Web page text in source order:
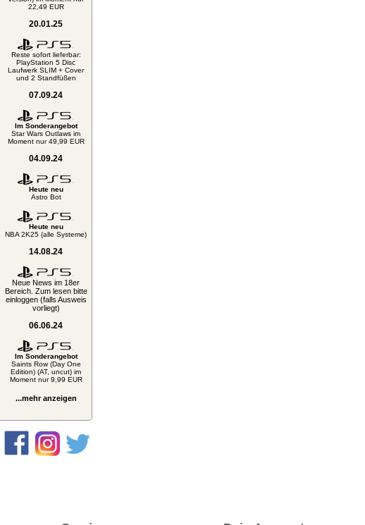
22,49 EUR
20.01.25
Reste sofort lieferbar:
PlayStation 5 Disc
Laufwerk SLIM + Cover
und 2 Standfüßen
07.09.24
Im Sonderangebot
Star Wars Outlaws im
Moment nur 49,99 EUR
04.09.24
Heute neu
Astro Bot
Heute neu
NBA 2K25 (alle Systeme)
14.08.24
Neue News im 18er
Bereich. Zum lesen bitte
einloggen (falls Ausweis
vorliegt)
06.06.24
Im Sonderangebot
Saints Row (Day One
Edition) (AT, uncut) im
Moment nur 9,99 EUR
...mehr anzeigen